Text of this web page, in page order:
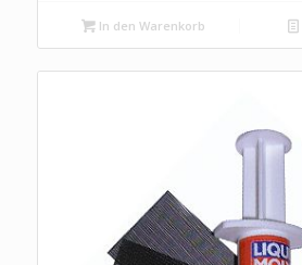
In den Warenkorb